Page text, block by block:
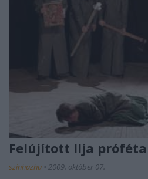
Felújított Ilja próféta
szinhazhu • 2009. október 07.